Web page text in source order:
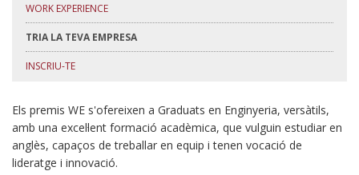
WORK EXPERIENCE
TRIA LA TEVA EMPRESA
INSCRIU-TE
Els premis WE s'ofereixen a Graduats en Enginyeria, versàtils,
amb una excel·lent formació acadèmica, que vulguin estudiar en
anglès, capaços de treballar en equip i tenen vocació de
lideratge i innovació.